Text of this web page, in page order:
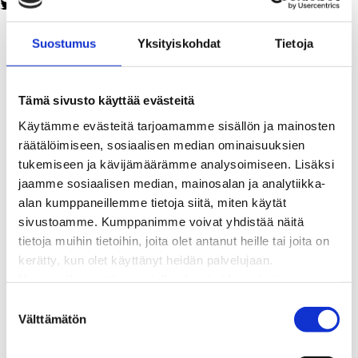
Suostumus Yksityiskohdat Tietoja
Tämä sivusto käyttää evästeitä
Käytämme evästeitä tarjoamamme sisällön ja mainosten
räätälöimiseen, sosiaalisen median ominaisuuksien
tukemiseen ja kävijämäärämme analysoimiseen. Lisäksi
jaamme sosiaalisen median, mainosalan ja analytiikka-
alan kumppaneillemme tietoja siitä, miten käytät
sivustoamme. Kumppanimme voivat yhdistää näitä
tietoja muihin tietoihin, joita olet antanut heille tai joita on
kerätty, kun olet käyttänyt heidän palvelujaan.
Välttämätön
Twitter
Kaukolämpö
BioTakuu – 100 % uusiutuvaa kaukolämpöä
Kaukolämmön hinnasto
Kaukolämpötyömaat kartalla
Kaukolämpöverkon viasta ilmoittaminen
Laskutus ja raportointi
Lungi-palvelu taloyhtiöille ja yrityksille
Lungi-vuositarkastus kuluttajille
Matalalämpöiseen kaukolämpöön siirtyminen
Poistoilmalämpöpumppu kaukolämpötaloon
Tietoa kaukolämmöstä
Tietoa urakoitsijoille
Kaapelinäyttö ja puunkaatoapu